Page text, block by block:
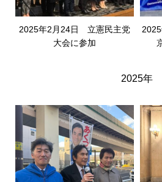
2025年2月24日 立憲民主党
大会に参加
2025年